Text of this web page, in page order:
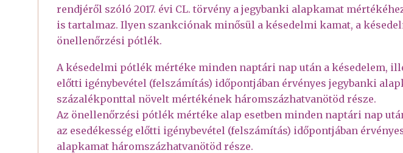
rendjéről szóló 2017. évi CL. törvény a jegybanki alapkamat
is tartalmaz. Ilyen szankciónak minősül a késedelmi kamat, a
önellenőrzési pótlék.
A késedelmi pótlék mértéke minden naptári nap után a késedelem,
előtti igénybevétel (felszámítás) időpontjában érvényes jegybanki
százalékponttal növelt mértékének háromszázhatvanötöd része.
Az önellenőrzési pótlék mértéke alap esetben minden naptári nap
az esedékesség előtti igénybevétel (felszámítás) időpontjában
alapkamat háromszázhatvanötöd része.